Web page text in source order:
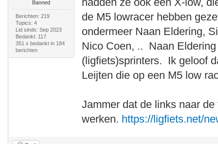
Banned
Berichten: 219
Topics: 4
Lid sinds: Sep 2023
Bedankt: 117
351 x bedankt in 184
berichten
de M5 lowracer hebben
ondermeer Naan Eldering,
Nico Coen, .. Naan
(ligfiets)sprinters. Ik geloof
Leijten die op een M5 low
Jammer dat de links naar
werken. https://ligfiets.net/